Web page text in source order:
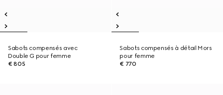
Sabots compensés avec
Double G pour femme
€ 805
Sabots compensés à détail Mors
pour femme
€ 770